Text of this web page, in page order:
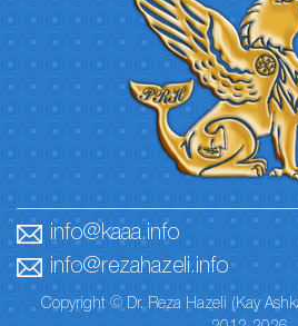
info@kaaa.info
info@rezahazeli.info
Copyright © Dr. Reza Hazeli (Kay